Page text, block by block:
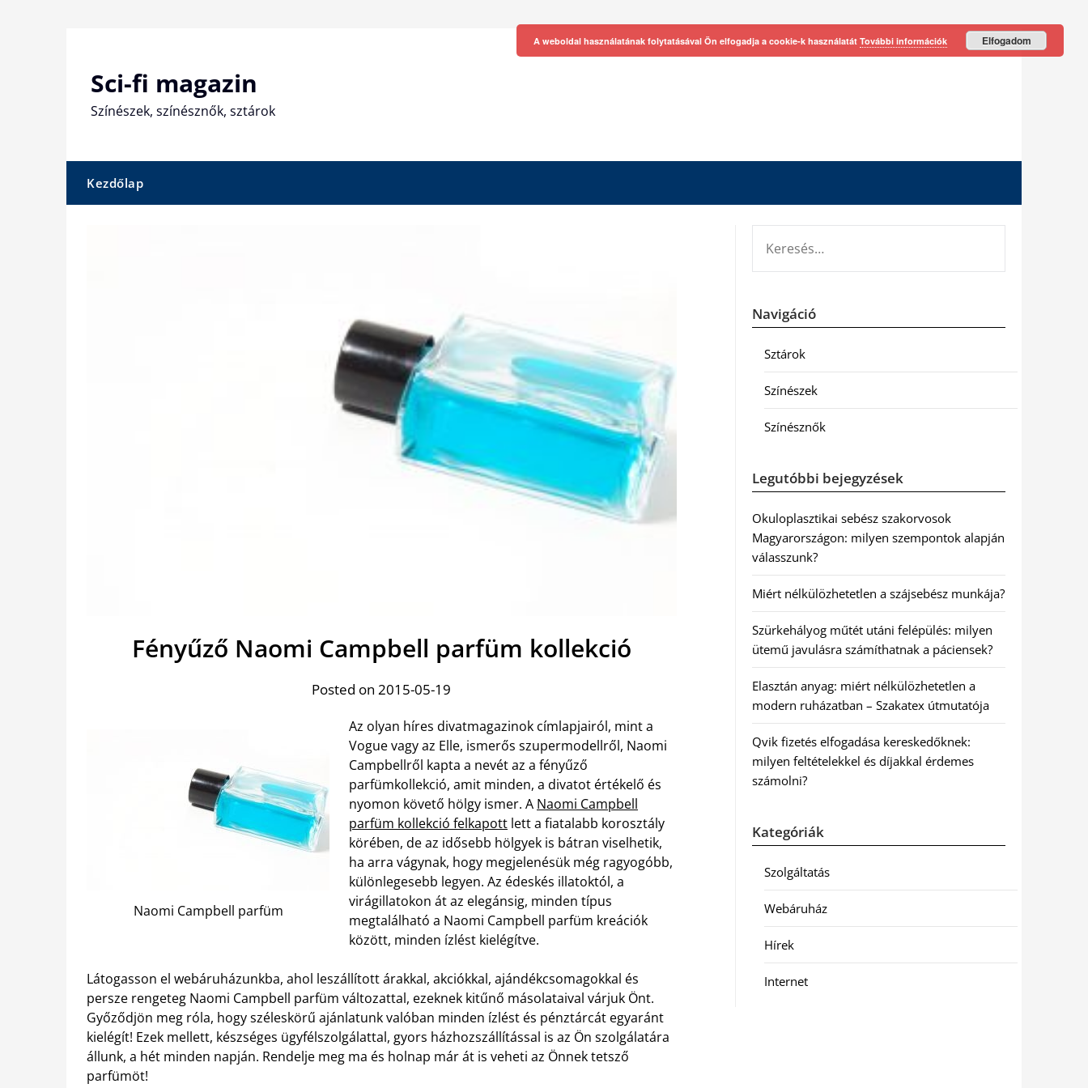
Sci-fi magazin
Színészek, színésznők, sztárok
Kezdőlap
Fényűző Naomi Campbell parfüm kollekció
Posted on 2015-05-19
Naomi Campbell parfüm
Az olyan híres divatmagazinok címlapjairól, mint a
Vogue vagy az Elle, ismerős szupermodellről, Naomi
Campbellről kapta a nevét az a fényűző
parfümkollekció, amit minden, a divatot értékelő és
nyomon követő hölgy ismer. A Naomi Campbell
parfüm kollekció felkapott lett a fiatalabb korosztály
körében, de az idősebb hölgyek is bátran viselhetik,
ha arra vágynak, hogy megjelenésük még ragyogóbb,
különlegesebb legyen. Az édeskés illatoktól, a
virágillatokon át az elegánsig, minden típus
megtalálható a Naomi Campbell parfüm kreációk
között, minden ízlést kielégítve.
Látogasson el webáruházunkba, ahol leszállított árakkal, akciókkal, ajándékcsomagokkal és
persze rengeteg Naomi Campbell parfüm változattal, ezeknek kitűnő másolataival várjuk Önt.
Győződjön meg róla, hogy széleskörű ajánlatunk valóban minden ízlést és pénztárcát egyaránt
kielégít! Ezek mellett, készséges ügyfélszolgálattal, gyors házhozszállítással is az Ön szolgálatára
állunk, a hét minden napján. Rendelje meg ma és holnap már át is veheti az Önnek tetsző
parfümöt!
Navigáció
Sztárok
Színészek
Színésznők
Legutóbbi bejegyzések
Okuloplasztikai sebész szakorvosok
Magyarországon: milyen szempontok alapján
válasszunk?
Miért nélkülözhetetlen a szájsebész munkája?
Szürkehályog műtét utáni felépülés: milyen
ütemű javulásra számíthatnak a páciensek?
Elasztán anyag: miért nélkülözhetetlen a
modern ruházatban – Szakatex útmutatója
Qvik fizetés elfogadása kereskedőknek:
milyen feltételekkel és díjakkal érdemes
számolni?
Kategóriák
Szolgáltatás
Webáruház
Hírek
Internet
A weboldal használatának folytatásával Ön elfogadja a cookie-k használatát További információk Elfogadom